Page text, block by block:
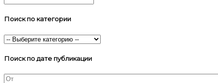
Поиск по категории
Поиск по дате публикации